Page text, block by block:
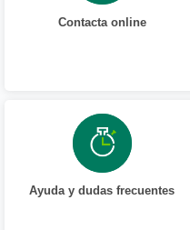
Contacta online
Ayuda y dudas frecuentes